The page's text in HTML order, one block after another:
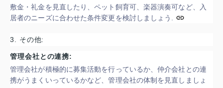
敷金・礼金を見直したり、ペット飼育可、楽器演奏可など、入
居者のニーズに合わせた条件変更を検討しましょう.
3. その他:
管理会社との連携:
管理会社が積極的に募集活動を行っているか、仲介会社との連
携がうまくいっているかなど、管理会社の体制を見直しましょ